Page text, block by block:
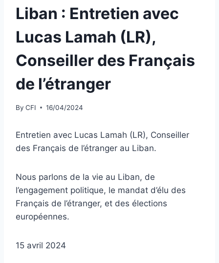
Liban : Entretien avec
Lucas Lamah (LR),
Conseiller des Français
de l’étranger
By CFI 16/04/2024
Entretien avec Lucas Lamah (LR), Conseiller
des Français de l’étranger au Liban.
Nous parlons de la vie au Liban, de
l’engagement politique, le mandat d’élu des
Français de l’étranger, et des élections
européennes.
15 avril 2024